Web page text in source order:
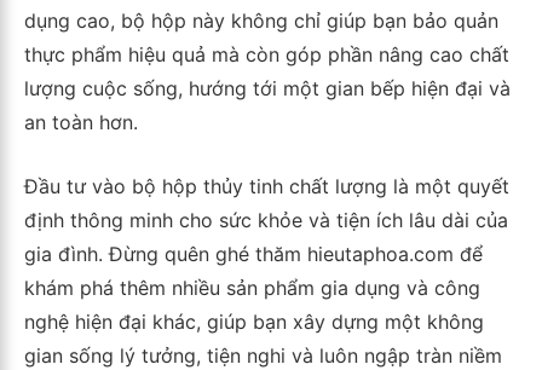
dụng cao, bộ hộp này không chỉ giúp bạn bảo quản
thực phẩm hiệu quả mà còn góp phần nâng cao chất
lượng cuộc sống, hướng tới một gian bếp hiện đại và
an toàn hơn.
Đầu tư vào bộ hộp thủy tinh chất lượng là một quyết
định thông minh cho sức khỏe và tiện ích lâu dài của
gia đình. Đừng quên ghé thăm hieutaphoa.com để
khám phá thêm nhiều sản phẩm gia dụng và công
nghệ hiện đại khác, giúp bạn xây dựng một không
gian sống lý tưởng, tiện nghi và luôn ngập tràn niềm